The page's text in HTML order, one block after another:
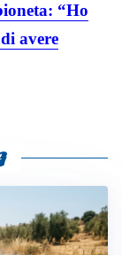
“Ho
avere